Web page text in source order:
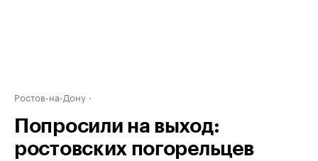
Ростов-на-Дону
Попросили на выход:
ростовских погорельцев